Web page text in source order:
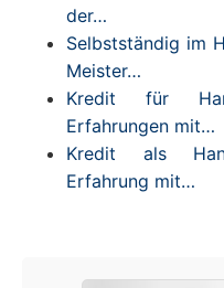
der…
Selbstständig im
Meister…
Kredit für
Erfahrungen mit…
Kredit als
Erfahrung mit…